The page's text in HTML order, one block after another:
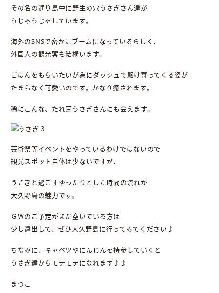
その名の通り島中に野生の穴うさぎさん達が
うじゃうじゃしています。
海外のSNSで密かにブームになっているらしく、
外国人の観光客も結構います。
ごはんをもらいたいが為にダッシュで駆け寄ってくる姿が
たまらなく可愛いのです。かなり癒されます。
稀にこんな、たれ耳うさぎさんにも会えます。
芸術祭等イベントをやっているわけではないので
観光スポット自体は少ないですが、
うさぎと過ごすゆったりとした時間の流れが
大久野島の魅力です。
ＧＷのご予定がまだ空いている方は
少し遠出して、ぜひ大久野島に行ってみてください♪
ちなみに、キャベツやにんじんを持参していくと
うさぎ達からモテモテになれます♪♪
まつこ